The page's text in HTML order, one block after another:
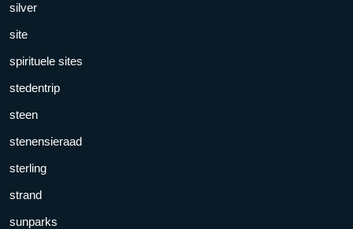
silver
site
spirituele sites
stedentrip
steen
stenensieraad
sterling
strand
sunparks